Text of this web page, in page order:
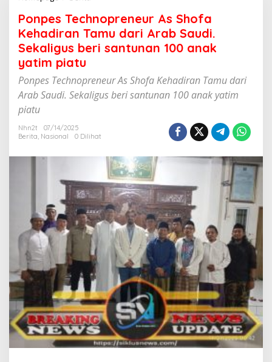
n
p
e
s
c
h
r
u
r
A
s
S
h
o
f
a
K
e
h
a
d
i
r
Ponpes Technopreneur As Shofa
Kehadiran Tamu dari Arab Saudi.
Sekaligus beri santunan 100 anak
yatim piatu
Ponpes Technopreneur As Shofa Kehadiran Tamu dari
Arab Saudi. Sekaligus beri santunan 100 anak yatim
piatu
Nhn2t
07/14/2025
Berita, Nasional 0 Dilihat